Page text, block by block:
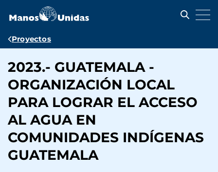
contenido
Ruta
navegación
Proyectos
2023.- GUATEMALA -
ORGANIZACIÓN LOCAL
PARA LOGRAR EL ACCESO
AL AGUA EN
COMUNIDADES INDÍGENAS
GUATEMALA